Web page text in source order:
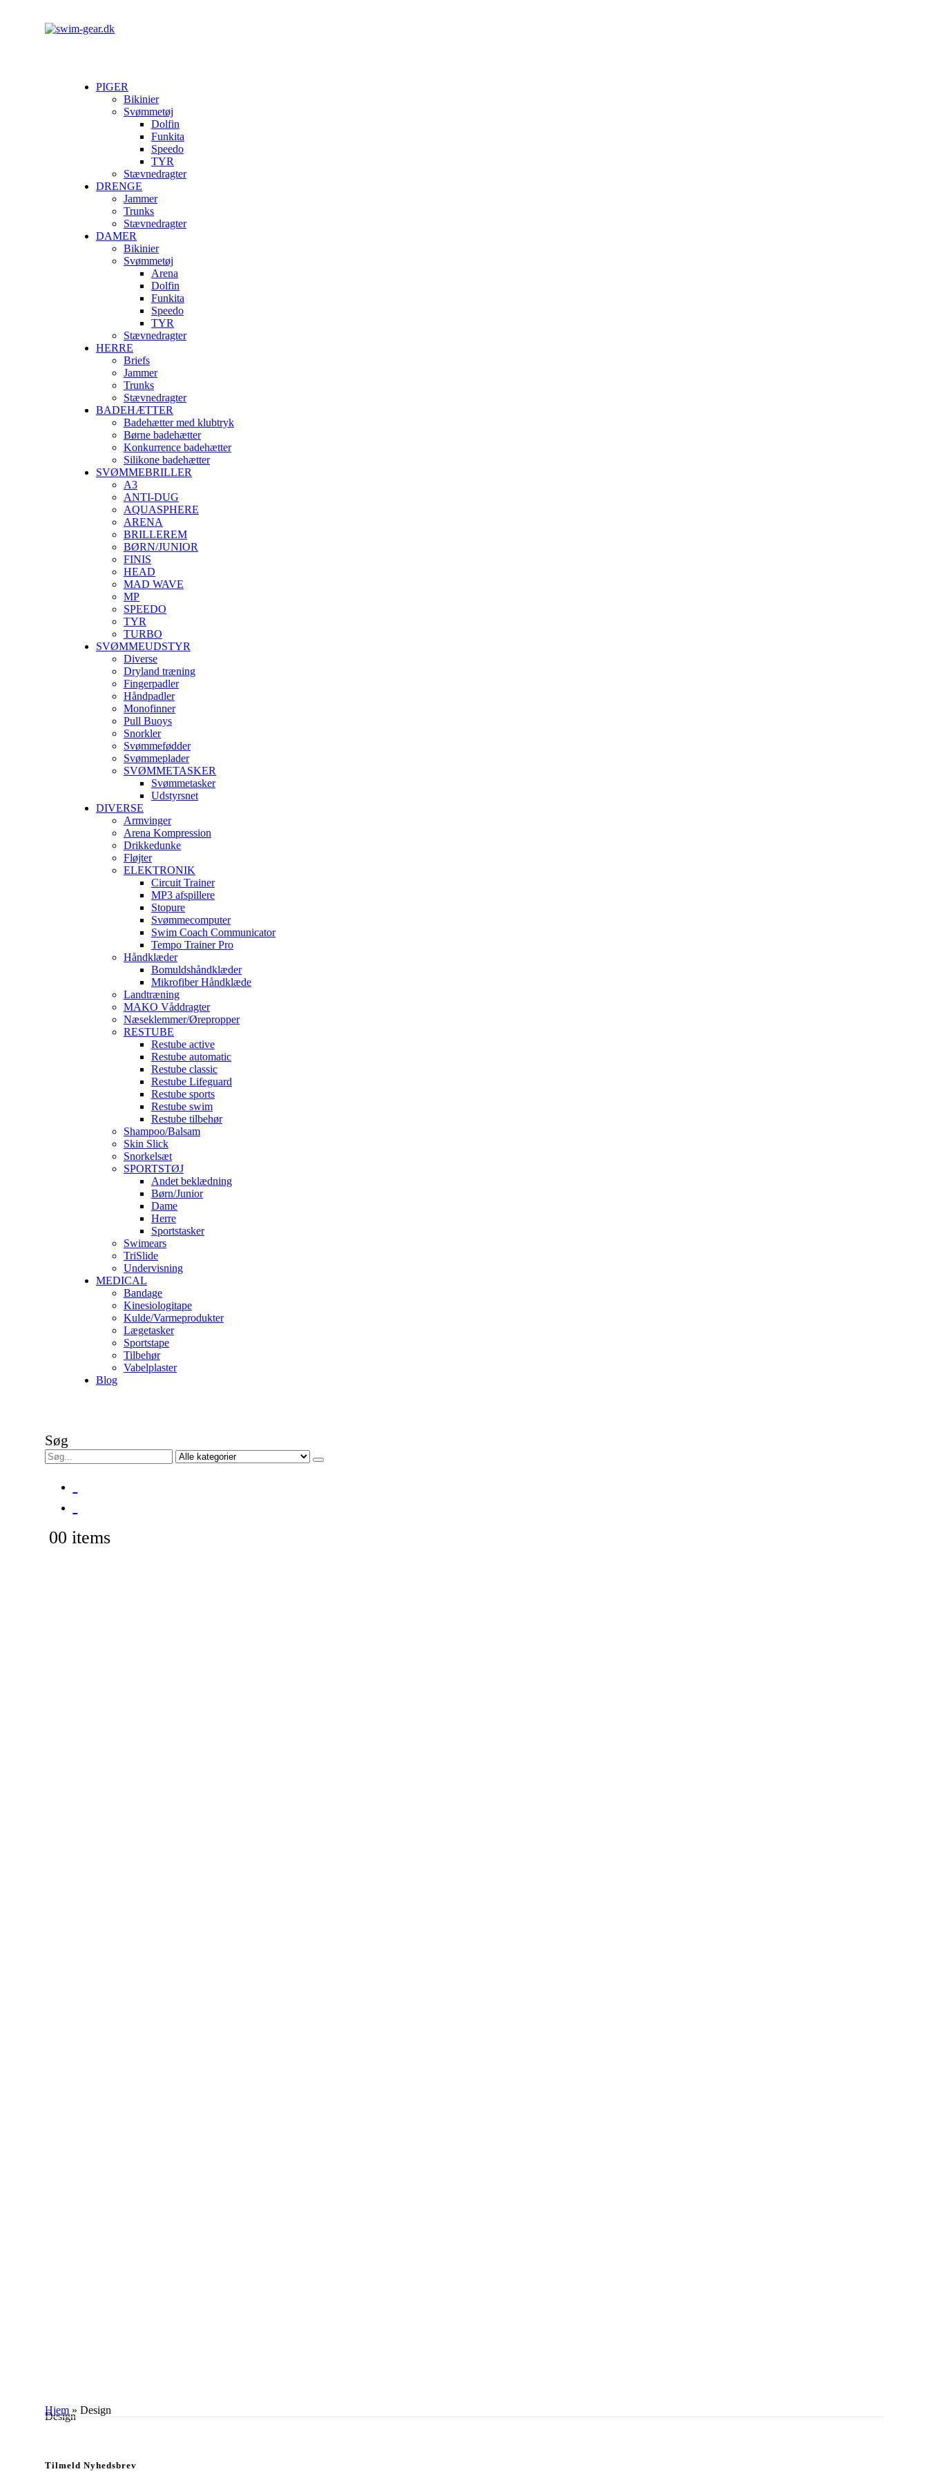
PIGER
Bikinier
Svømmetøj
Dolfin
Funkita
Speedo
TYR
Stævnedragter
DRENGE
Jammer
Trunks
Stævnedragter
DAMER
Bikinier
Svømmetøj
Arena
Dolfin
Funkita
Speedo
TYR
Stævnedragter
HERRE
Briefs
Jammer
Trunks
Stævnedragter
BADEHÆTTER
Badehætter med klubtryk
Børne badehætter
Konkurrence badehætter
Silikone badehætter
SVØMMEBRILLER
A3
ANTI-DUG
AQUASPHERE
ARENA
BRILLEREM
BØRN/JUNIOR
FINIS
HEAD
MAD WAVE
MP
SPEEDO
TYR
TURBO
SVØMMEUDSTYR
Diverse
Dryland træning
Fingerpadler
Håndpadler
Monofinner
Pull Buoys
Snorkler
Svømmefødder
Svømmeplader
SVØMMETASKER
Svømmetasker
Udstyrsnet
DIVERSE
Armvinger
Arena Kompression
Drikkedunke
Fløjter
ELEKTRONIK
Circuit Trainer
MP3 afspillere
Stopure
Svømmecomputer
Swim Coach Communicator
Tempo Trainer Pro
Håndklæder
Bomuldshåndklæder
Mikrofiber Håndklæde
Landtræning
MAKO Våddragter
Næseklemmer/Ørepropper
RESTUBE
Restube active
Restube automatic
Restube classic
Restube Lifeguard
Restube sports
Restube swim
Restube tilbehør
Shampoo/Balsam
Skin Slick
Snorkelsæt
SPORTSTØJ
Andet beklædning
Børn/Junior
Dame
Herre
Sportstasker
Swimears
TriSlide
Undervisning
MEDICAL
Bandage
Kinesiologitape
Kulde/Varmeprodukter
Lægetasker
Sportstape
Tilbehør
Vabelplaster
Blog
Søg
00 items
Hjem »Design
Design
Tilmeld Nyhedsbrev